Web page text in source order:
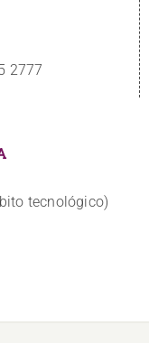
2777
tecnológico)